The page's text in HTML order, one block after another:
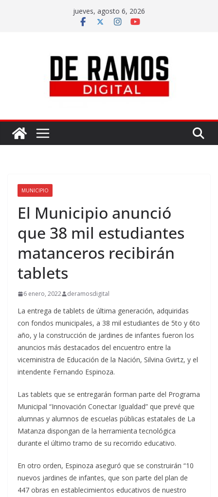
jueves, agosto 6, 2026
MUNICIPIO
El Municipio anunció
que 38 mil estudiantes
matanceros recibirán
tablets
6 enero, 2022 deramosdigital
La entrega de tablets de última generación, adquiridas
con fondos municipales, a 38 mil estudiantes de 5to y 6to
año, y la construcción de jardines de infantes fueron los
anuncios más destacados del encuentro entre la
viceministra de Educación de la Nación, Silvina Gvirtz, y el
intendente Fernando Espinoza.
Las tablets que se entregarán forman parte del Programa
Municipal “Innovación Conectar Igualdad” que prevé que
alumnas y alumnos de escuelas públicas estatales de La
Matanza dispongan de la herramienta tecnológica
durante el último tramo de su recorrido educativo.
En otro orden, Espinoza aseguró que se construirán “10
nuevos jardines de infantes, que son parte del plan de
447 obras en establecimientos educativos de nuestro